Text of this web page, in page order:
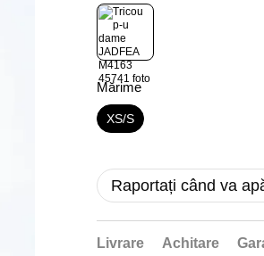
Mărime
XS/S
Raportați când va
Livrare Achitare